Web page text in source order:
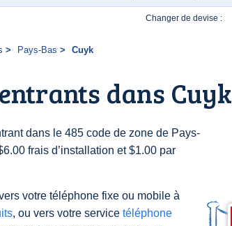
Pays-Bas Cuyk
dans Cuyk
dans le 485 code de zone de Pays-
frais d’installation et $1.00 par
votre téléphone fixe ou mobile à
, ou vers votre service téléphone
Changer de devise :